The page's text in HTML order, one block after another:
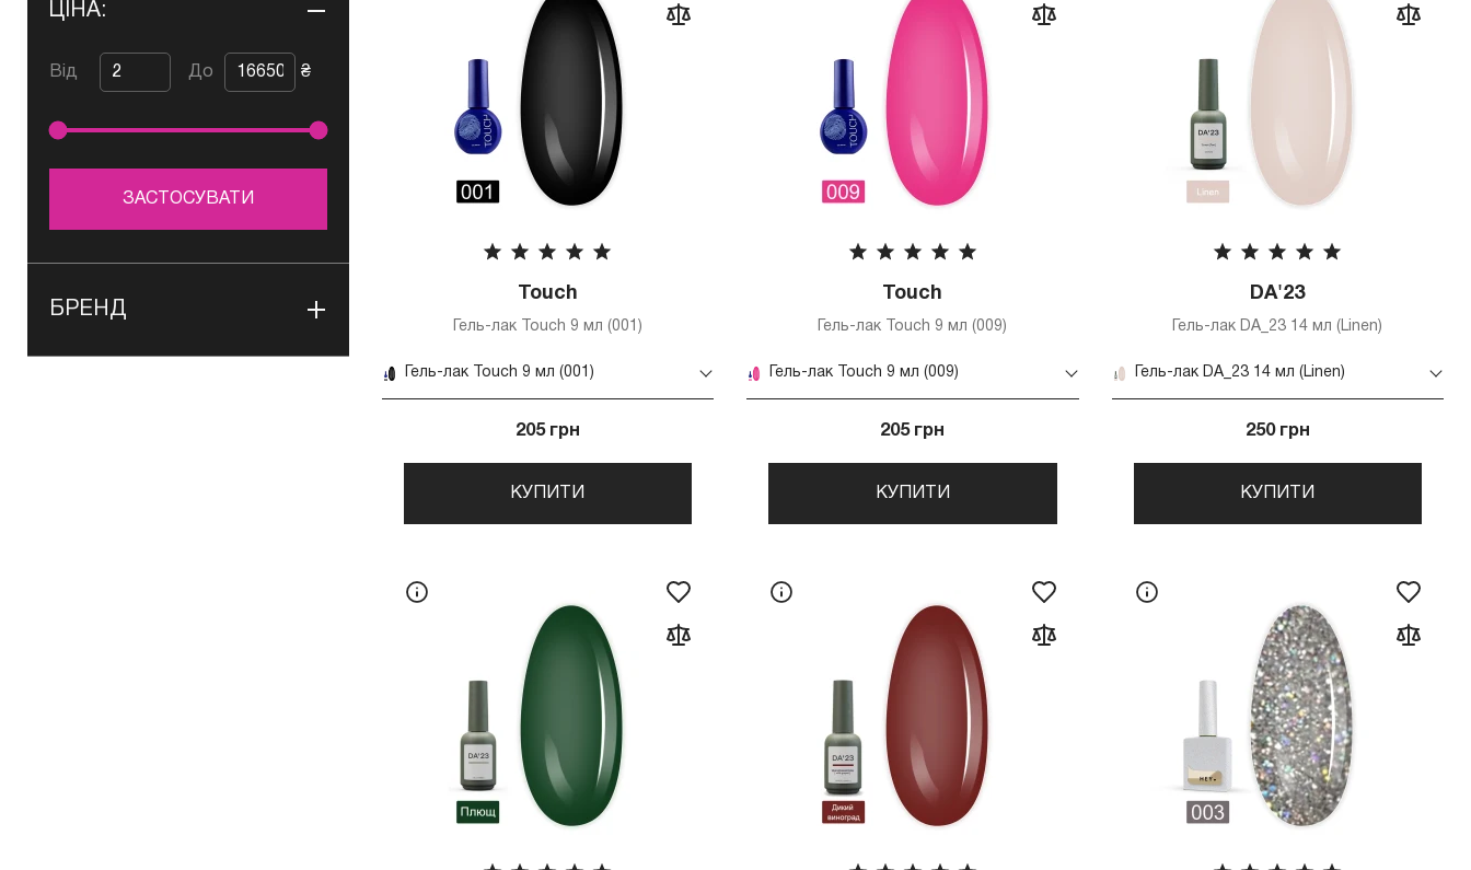
ЦІНА:
Від До ₴
ЗАСТОСУВАТИ
БРЕНД
Touch
Гель-лак Touch 9 мл (001)
Гель-лак Touch 9 мл (001)
205 грн
КУПИТИ
Touch
Гель-лак Touch 9 мл (009)
Гель-лак Touch 9 мл (009)
205 грн
КУПИТИ
DA'23
Гель-лак DA_23 14 мл (Linen)
Гель-лак DA_23 14 мл (Linen)
250 грн
КУПИТИ